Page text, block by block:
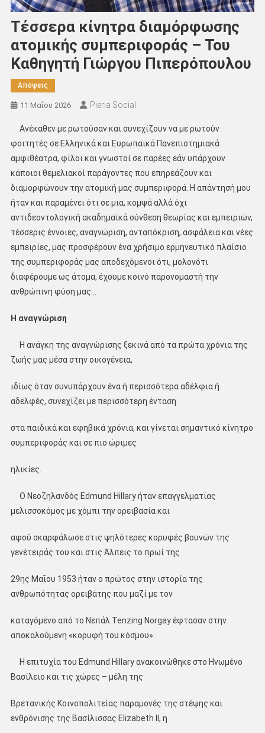
Τέσσερα κίνητρα διαμόρφωσης
ατομικής συμπεριφοράς – Του
Καθηγητή Γιώργου Πιπερόπουλου
Απόψεις
11 Μαΐου 2026 Pieria Social
Ανέκαθεν με ρωτούσαν και συνεχίζουν να με ρωτούν
φοιτητές σε Ελληνικά και Ευρωπαϊκά Πανεπιστημιακά
αμφιθέατρα, φίλοι και γνωστοί σε παρέες εάν υπάρχουν
κάποιοι θεμελιακοί παράγοντες που επηρεάζουν και
διαμορφώνουν την ατομική μας συμπεριφορά. Η απάντησή μου
ήταν και παραμένει ότι σε μια, κομψά αλλά όχι
αντιδεοντολογική ακαδημαϊκά σύνθεση θεωρίας και εμπειριών,
τέσσερις έννοιες, αναγνώριση, ανταπόκριση, ασφάλεια και νέες
εμπειρίες, μας προσφέρουν ένα χρήσιμο ερμηνευτικό πλαίσιο
της συμπεριφοράς μας αποδεχόμενοι ότι, μολονότι
διαφέρουμε ως άτομα, έχουμε κοινό παρονομαστή την
ανθρώπινη φύση μας…
Η αναγνώριση
Η ανάγκη της αναγνώρισης ξεκινά από τα πρώτα χρόνια της
ζωής μας μέσα στην οικογένεια,
ιδίως όταν συνυπάρχουν ένα ή περισσότερα αδέλφια ή
αδελφές, συνεχίζει με περισσότερη ένταση
στα παιδικά και εφηβικά χρόνια, και γίνεται σημαντικό κίνητρο
συμπεριφοράς και σε πιο ώριμες
ηλικίες.
Ο Νεοζηλανδός Edmund Hillary ήταν επαγγελματίας
μελισσοκόμος με χόμπι την ορειβασία και
αφού σκαρφάλωσε στις ψηλότερες κορυφές βουνών της
γενέτειράς του και στις Άλπεις το πρωί της
29ης Μαΐου 1953 ήταν ο πρώτος στην ιστορία της
ανθρωπότητας ορειβάτης που μαζί με τον
καταγόμενο από το Νεπάλ Tenzing Norgay έφτασαν στην
αποκαλούμενη «κορυφή του κόσμου».
Η επιτυχία του Edmund Hillary ανακοινώθηκε στο Ηνωμένο
Βασίλειο και τις χώρες – μέλη της
Βρετανικής Κοινοπολιτείας παραμονές της στέψης και
ενθρόνισης της Βασίλισσας Elizabeth II, η